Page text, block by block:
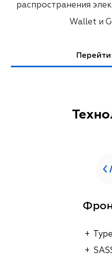
распространения
Wallet и
+
+